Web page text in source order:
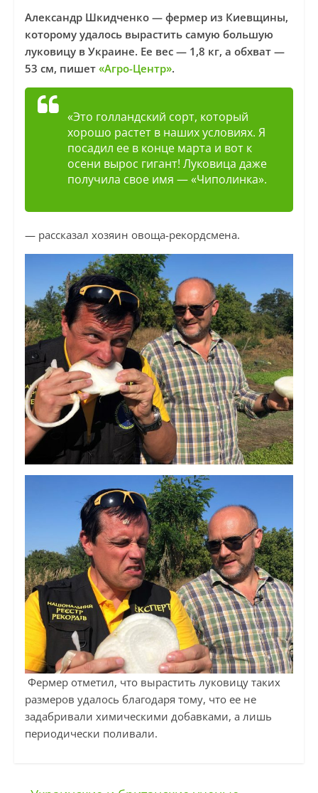
Александр Шкидченко — фермер из Киевщины,
которому удалось вырастить самую большую
луковицу в Украине. Ее вес — 1,8 кг, а обхват —
53 см, пишет «Агро-Центр».
«Это голландский сорт, который
хорошо растет в наших условиях. Я
посадил ее в конце марта и вот к
осени вырос гигант! Луковица даже
получила свое имя — «Чиполинка».
— рассказал хозяин овоща-рекордсмена.
Фермер отметил, что вырастить луковицу таких
размеров удалось благодаря тому, что ее не
задабривали химическими добавками, а лишь
периодически поливали.